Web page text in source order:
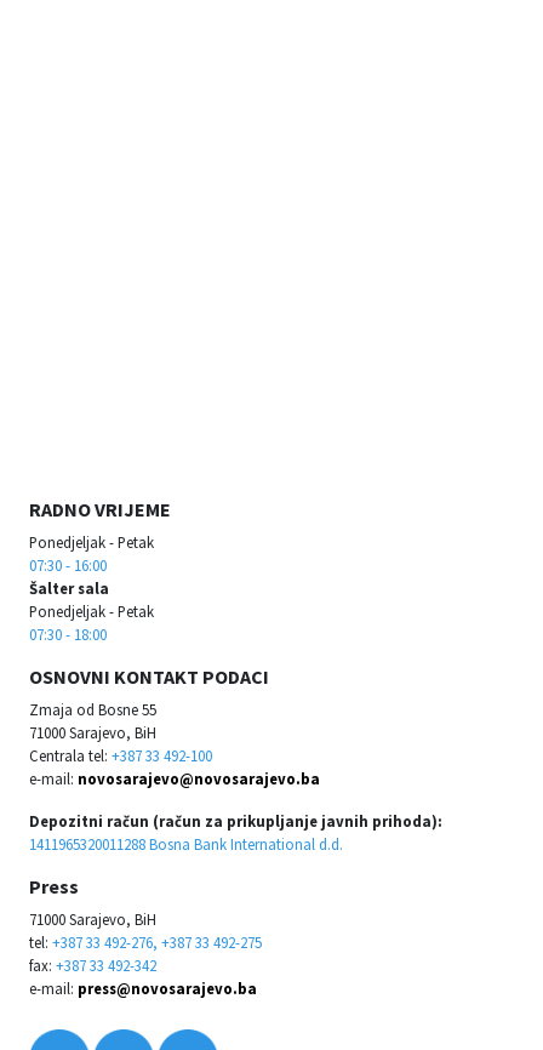
RADNO VRIJEME
Ponedjeljak - Petak
07:30 - 16:00
Šalter sala
Ponedjeljak - Petak
07:30 - 18:00
OSNOVNI KONTAKT PODACI
Zmaja od Bosne 55
71000 Sarajevo, BiH
Centrala tel: +387 33 492-100
e-mail: novosarajevo@novosarajevo.ba
Depozitni račun (račun za prikupljanje javnih prihoda):
1411965320011288 Bosna Bank International d.d.
Press
71000 Sarajevo, BiH
tel: +387 33 492-276, +387 33 492-275
fax: +387 33 492-342
e-mail: press@novosarajevo.ba